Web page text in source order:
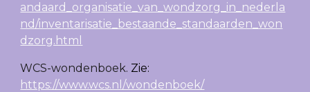
andaard_organisatie_van_wondzorg_in_nederla
nd/inventarisatie_bestaande_standaarden_won
dzorg.html
WCS-wondenboek. Zie:
https://www.wcs.nl/wondenboek/